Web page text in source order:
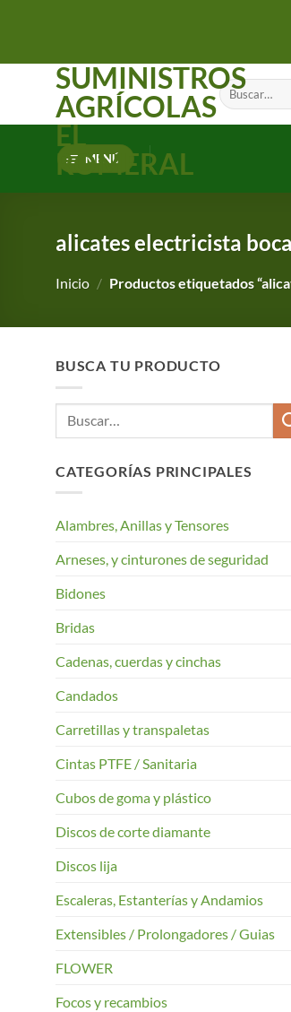
SUMINISTROS
AGRÍCOLAS
EL
ROMERAL
Buscar
por:
MENÚ
alicates electricista
Inicio / Productos etiquetados
BUSCA TU PRODUCTO
Buscar
CATEGORÍAS PRINCIPALES
Alambres, Anillas y Tensores
Arneses, y cinturones de seguridad
Bidones
Bridas
Cadenas, cuerdas y cinchas
Candados
Carretillas y transpaletas
Cintas PTFE / Sanitaria
Cubos de goma y plástico
Discos de corte diamante
Discos lija
Escaleras, Estanterías y Andamios
Extensibles / Prolongadores / Guias
FLOWER
Focos y recambios